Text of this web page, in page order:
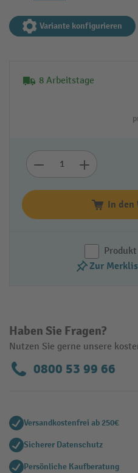
Variante konfigurieren
8 Arbeitstage
In den
Zur
Haben Sie Fragen?
Nutzen Sie gerne unsere
0800 53 99 66
Versandkostenfrei ab 250€
Sicherer Datenschutz
Persönliche Kaufberatung